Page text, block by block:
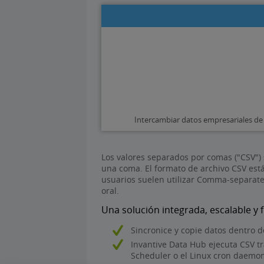
Intercambiar datos empresariales
Los valores separados por comas
una coma. El formato de archivo CSV
usuarios suelen utilizar Comma-
oral.
Una solución integrada, escalable y
Sincronice y copie datos dentro
Invantive Data Hub ejecuta CSV
Scheduler o el Linux cron